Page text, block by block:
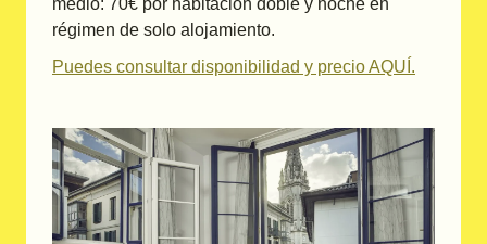
medio: 70€ por habitación doble y noche en
régimen de solo alojamiento.
Puedes consultar disponibilidad y precio AQUÍ.